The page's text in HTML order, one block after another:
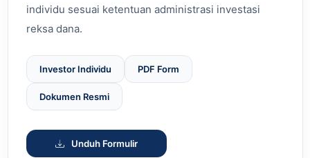
individu sesuai ketentuan administrasi investasi
reksa dana.
Investor Individu PDF Form
Dokumen Resmi
Unduh Formulir